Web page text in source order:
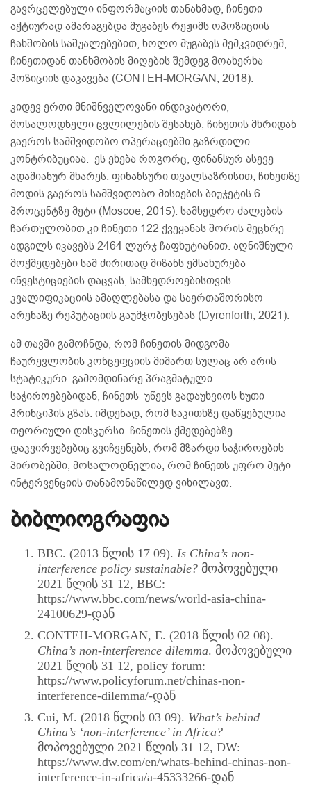
გავრცელებული ინფორმაციის თანახმად, ჩინეთი
აქტიურად ამარაგებდა მუგაბეს რეჟიმს ოპოზიციის
ჩახშობის საშუალებებით, ხოლო მუგაბეს მემკვიდრემ,
ჩინეთიდან თანხმობის მიღების შემდეგ მოახერხა
პოზიციის დაკავება (CONTEH-MORGAN, 2018).
კიდევ ერთი მნიშნველოვანი ინდიკატორი,
მოსალოდნელი ცვლილების შესახებ, ჩინეთის მხრიდან
გაეროს სამშვიდობო ოპერაციებში გაზრდილი
კონტრიბუციაა. ეს ეხება როგორც, ფინანსურ ასევე
ადამიანურ მხარეს. ფინანსური თვალსაზრისით, ჩინეთზე
მოდის გაეროს სამშვიდობო მისიების ბიუჯეტის 6
პროცენტზე მეტი (Moscoe, 2015). სამხედრო ძალების
ჩართულობით კი ჩინეთი 122 ქვეყანას შორის მეცხრე
ადგილს იკავებს 2464 ლურჯ ჩაფხუტიანით. აღნიშნული
მოქმედებები სამ ძირითად მიზანს ემსახურება
ინვესტიციების დაცვას, სამხედროებისთვის
კვალიფიკაციის ამაღლებასა და საერთაშორისო
არენაზე რეპუტაციის გაუმჯობესებას (Dyrenforth, 2021).
ამ თავში გამოჩნდა, რომ ჩინეთის მიდგომა
ჩაურევლობის კონცეფციის მიმართ სულაც არ არის
სტატიკური. გამომდინარე პრაგმატული
საჭიროებებიდან, ჩინეთს უწევს გადაუხვიოს ხუთი
პრინციპის გზას. იმდენად, რომ საკითხზე დაწყებულია
თეორიული დისკურსი. ჩინეთის ქმედებებზე
დაკვირვებებიც გვიჩვენებს, რომ მზარდი საჭიროების
პირობებში, მოსალოდნელია, რომ ჩინეთს უფრო მეტი
ინტერვენციის თანამონაწილედ ვიხილავთ.
ბიბლიოგრაფია
BBC. (2013 წლის 17 09). Is China’s non-
interference policy sustainable?მოპოვებული
2021 წლის 31 12, BBC:
https://www.bbc.com/news/world-asia-china-
24100629-დან
CONTEH-MORGAN, E. (2018 წლის 02 08).
China’s non-interference dilemma. მოპოვებული
2021 წლის 31 12, policy forum:
https://www.policyforum.net/chinas-non-
interference-dilemma/-დან
Cui, M. (2018 წლის 03 09). What’s behind
China’s ‘non-interference’ in Africa?
მოპოვებული 2021 წლის 31 12, DW:
https://www.dw.com/en/whats-behind-chinas-non-
interference-in-africa/a-45333266-დან